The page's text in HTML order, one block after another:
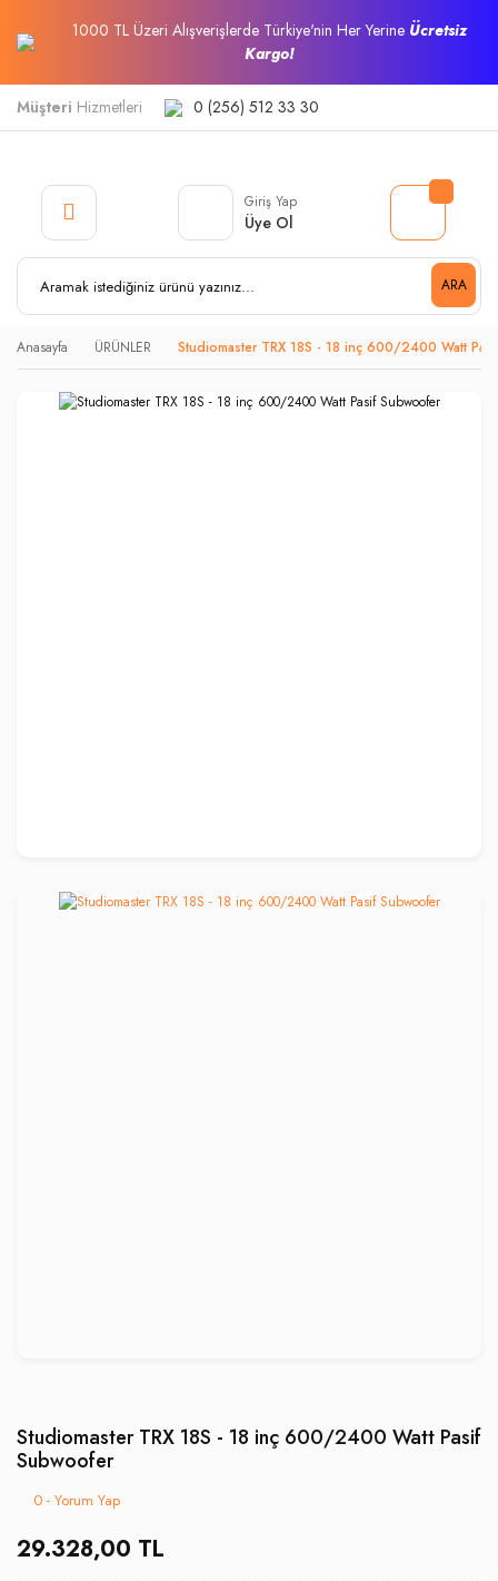
1000 TL Üzeri Alışverişlerde Türkiye'nin Her Yerine Ücretsiz
Kargo!
Müşteri Hizmetleri 0 (256) 512 33 30
ARA
Giriş Yap
Üye Ol
Anasayfa ÜRÜNLER Studiomaster TRX 18S - 18 inç 600/2400 Watt
Studiomaster TRX 18S - 18 inç 600/2400 Watt Pasif
Subwoofer
0 - Yorum Yap
29.328,00 TL